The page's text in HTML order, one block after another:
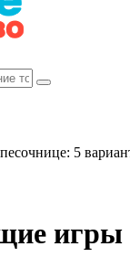
5
игры